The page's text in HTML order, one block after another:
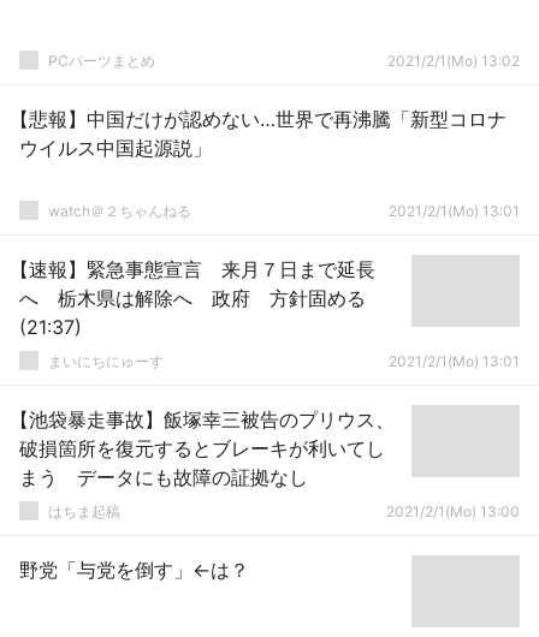
PCパーツまとめ 2021/2/1(Mo) 13:02
【悲報】中国だけが認めない…世界で再沸騰「新型コロナ
ウイルス中国起源説」
watch＠２ちゃんねる 2021/2/1(Mo) 13:01
【速報】緊急事態宣言 来月７日まで延長
へ 栃木県は解除へ 政府 方針固める
(21:37)
まいにちにゅーす 2021/2/1(Mo) 13:01
【池袋暴走事故】飯塚幸三被告のプリウス、
破損箇所を復元するとブレーキが利いてし
まう データにも故障の証拠なし
はちま起稿 2021/2/1(Mo) 13:00
野党「与党を倒す」←は？